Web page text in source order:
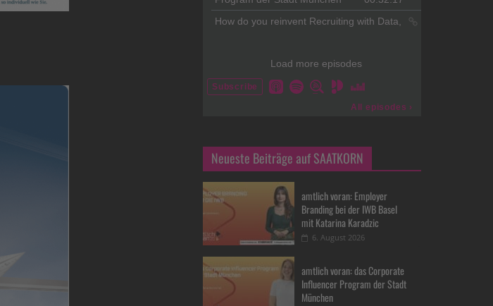
Neueste Beiträge auf SAATKORN
amtlich voran: Employer
Branding bei der IWB Basel
mit Katarina Karadzic
6. August 2026
amtlich voran: das Corporate
Influencer Program der Stadt
München